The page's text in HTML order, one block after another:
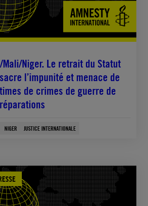
Niger. Le retrait du Statut
l’impunité et menace de
de crimes de guerre de
NIGER JUSTICE INTERNATIONALE